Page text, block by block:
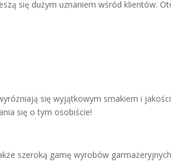
się dużym uznaniem wśród klientów.
się wyjątkowym smakiem i
się o tym osobiście!
szeroką gamę wyrobów